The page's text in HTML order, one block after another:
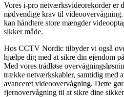
Vores i-pro netværksvideorekorder er
nødvendige krav til
kan håndtere store mængder
sikker måde.
Hos CCTV Nordic tilbyder vi også
hjælpe dig med at sikre din ejendom
Med vores trådløse
trække netværkskabler, samtidig med
avanceret videoovervågning. Dette
fjernovervågning til at sikre dine